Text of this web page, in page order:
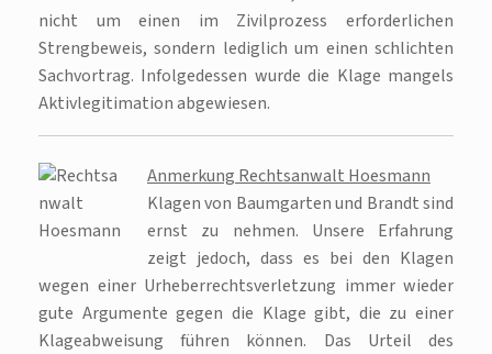
nicht um einen im Zivilprozess erforderlichen
Strengbeweis, sondern lediglich um einen schlichten
Sachvortrag. Infolgedessen wurde die Klage mangels
Aktivlegitimation abgewiesen.
Anmerkung Rechtsanwalt Hoesmann
Klagen von Baumgarten und Brandt sind
ernst zu nehmen. Unsere Erfahrung
zeigt jedoch, dass es bei den Klagen
wegen einer Urheberrechtsverletzung immer wieder
gute Argumente gegen die Klage gibt, die zu einer
Klageabweisung führen können. Das Urteil des